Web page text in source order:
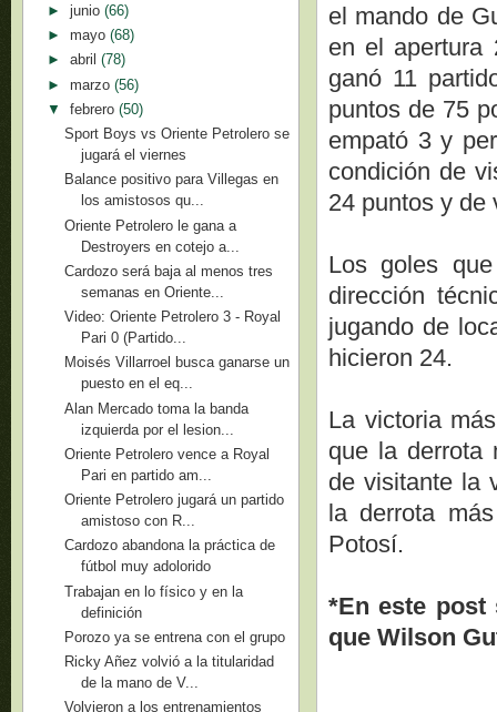
el mando de
en el apertura
ganó 11
puntos de 75
empató 3 y
condición de
24 puntos y de
Los goles
dirección
jugando de
hicieron 24.
La victoria
que la derrota
de visitante la
la derrota
Potosí.
*En este post
que Wilson
► junio (66)
► mayo (68)
► abril (78)
► marzo (56)
▼ febrero (50)
Sport Boys vs Oriente Petrolero se
jugará el viernes
Balance positivo para Villegas en
los amistosos qu...
Oriente Petrolero le gana a
Destroyers en cotejo a...
Cardozo será baja al menos tres
semanas en Oriente...
Video: Oriente Petrolero 3 - Royal
Pari 0 (Partido...
Moisés Villarroel busca ganarse un
puesto en el eq...
Alan Mercado toma la banda
izquierda por el lesion...
Oriente Petrolero vence a Royal
Pari en partido am...
Oriente Petrolero jugará un partido
amistoso con R...
Cardozo abandona la práctica de
fútbol muy adolorido
Trabajan en lo físico y en la
definición
Porozo ya se entrena con el grupo
Ricky Añez volvió a la titularidad
de la mano de V...
Volvieron a los entrenamientos